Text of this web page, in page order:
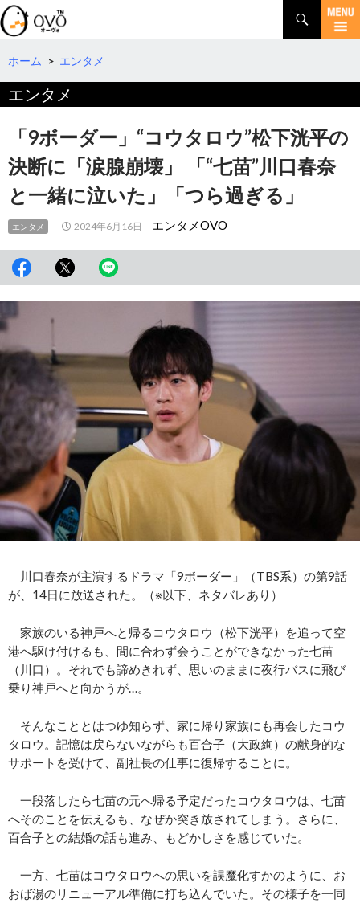
検
索
コ
テ
へ
ホーム > エンタメ
エンタメ
「9ボーダー」“コウタロウ”松下洸平の
決断に「涙腺崩壊」 「“七苗”川口春奈
と一緒に泣いた」「つら過ぎる」
エンタメ 2024年6月16日 エンタメOVO
川口春奈が主演するドラマ「9ボーダー」（TBS系）の第9話
が、14日に放送された。（※以下、ネタバレあり）
家族のいる神戸へと帰るコウタロウ（松下洸平）を追って空
港へ駆け付けるも、間に合わず会うことができなかった七苗
（川口）。それでも諦めきれず、思いのままに夜行バスに飛び
乗り神戸へと向かうが…。
そんなこととはつゆ知らず、家に帰り家族にも再会したコウ
タロウ。記憶は戻らないながらも百合子（大政絢）の献身的な
サポートを受けて、副社長の仕事に復帰することに。
一段落したら七苗の元へ帰る予定だったコウタロウは、七苗
へそのことを伝えるも、なぜか突き放されてしまう。さらに、
百合子との結婚の話も進み、もどかしさを感じていた。
一方、七苗はコウタロウへの思いを誤魔化すかのように、お
おば湯のリニューアル準備に打ち込んでいた。その様子を一同